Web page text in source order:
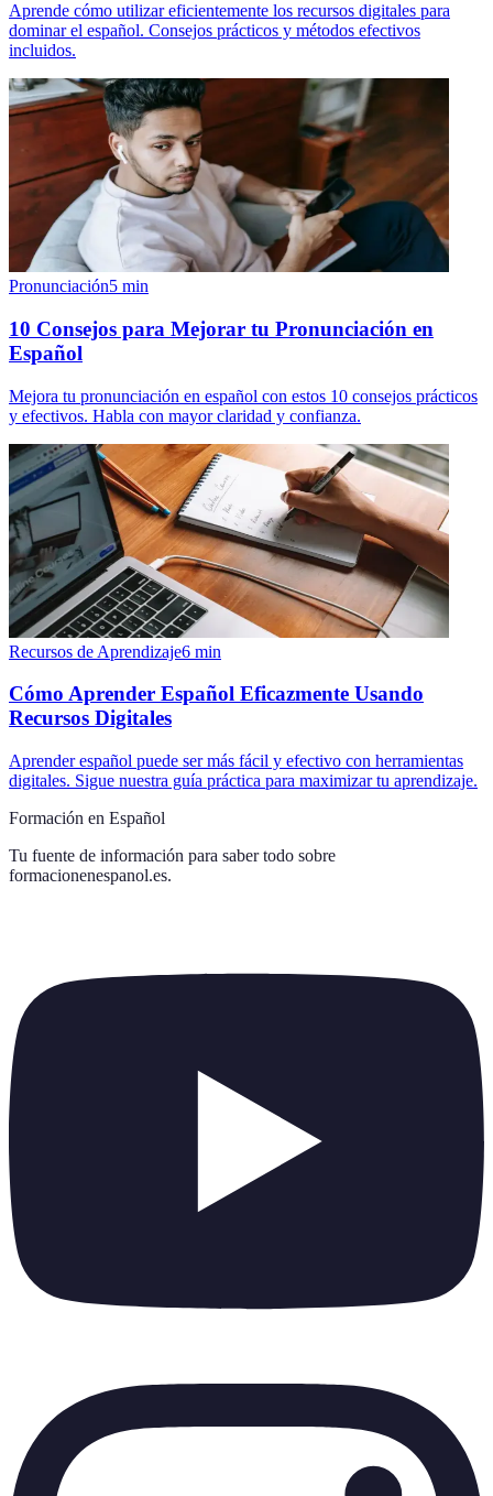
Aprende cómo utilizar eficientemente los recursos digitales para
dominar el español. Consejos prácticos y métodos efectivos
incluidos.
Pronunciación5 min
10 Consejos para Mejorar tu Pronunciación en
Español
Mejora tu pronunciación en español con estos 10 consejos prácticos
y efectivos. Habla con mayor claridad y confianza.
Recursos de Aprendizaje6 min
Cómo Aprender Español Eficazmente Usando
Recursos Digitales
Aprender español puede ser más fácil y efectivo con herramientas
digitales. Sigue nuestra guía práctica para maximizar tu aprendizaje.
Formación en Español
Tu fuente de información para saber todo sobre
formacionenespanol.es.